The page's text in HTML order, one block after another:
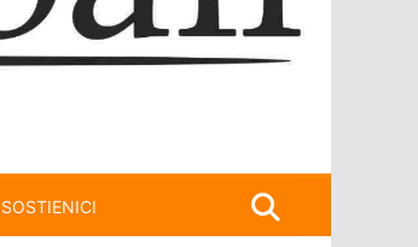
SOSTIENICI